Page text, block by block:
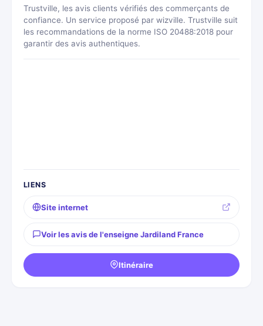
Trustville, les avis clients vérifiés des commerçants de
confiance. Un service proposé par wizville. Trustville suit
les recommandations de la norme ISO 20488:2018 pour
garantir des avis authentiques.
LIENS
Site internet
Voir les avis de l'enseigne Jardiland France
Itinéraire